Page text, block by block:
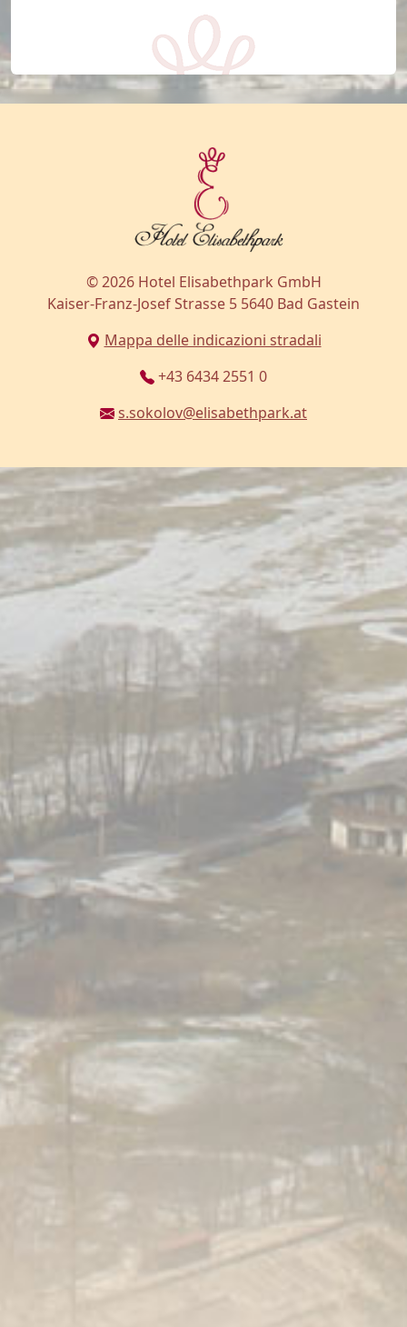
© 2026 Hotel Elisabethpark GmbH
Kaiser-Franz-Josef Strasse 5 5640 Bad Gastein
Mappa delle indicazioni stradali
+43 6434 2551 0
s.sokolov@elisabethpark.at